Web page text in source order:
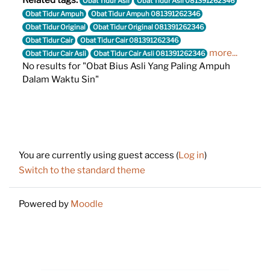
Obat Tidur Ampuh
Obat Tidur Ampuh 081391262346
Obat Tidur Original
Obat Tidur Original 081391262346
Obat Tidur Cair
Obat Tidur Cair 081391262346
Obat Tidur Cair Asli
Obat Tidur Cair Asli 081391262346 more...
No results for "Obat Bius Asli Yang Paling Ampuh
Dalam Waktu Sin"
You are currently using guest access (Log in)
Switch to the standard theme
Powered by Moodle